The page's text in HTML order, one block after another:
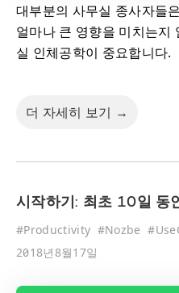
대부분의 사무실 종사자들
얼마나 큰 영향을 미치는지
실 인체공학이 중요합니다.
더 자세히 보기 →
시작하기: 최초 10일 동
#Productivity #Nozbe #
2018년8월17일